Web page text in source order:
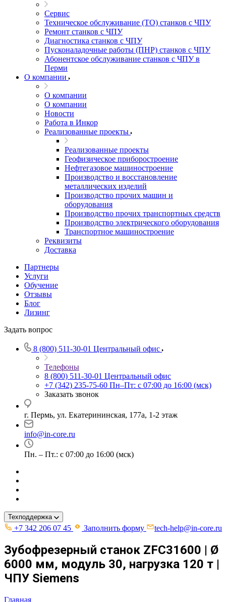
Сервис
Техническое обслуживание (ТО) станков с ЧПУ
Ремонт станков с ЧПУ
Диагностика станков с ЧПУ
Пусконаладочные работы (ПНР) станков с ЧПУ
Абонентское обслуживание станков с ЧПУ в
Перми
О компании
О компании
О компании
Новости
Работа в Инкор
Реализованные проекты
Реализованные проекты
Геофизическое приборостроение
Нефтегазовое машиностроение
Производство и восстановление
металлических изделий
Производство прочих машин и
оборудования
Производство прочих транспортных средств
Производство электрического оборудования
Транспортное машиностроение
Реквизиты
Доставка
Партнеры
Услуги
Обучение
Отзывы
Блог
Лизинг
Задать вопрос
8 (800) 511-30-01 Центральный офис
Телефоны
8 (800) 511-30-01 Центральный офис
+7 (342) 235-75-60 Пн–Пт: с 07:00 до 16:00 (мск)
Заказать звонок
г. Пермь, ул. ​Екатерининская, 177а, ​1-2 этаж
info@in-core.ru
Пн. – Пт.: с 07:00 до 16:00 (мск)
Техподдержка
+7 342 206 07 45 Заполнить форму tech-help@in-core.ru
Зубофрезерный станок ZFC31600 | Ø
6000 мм, модуль 30, нагрузка 120 т |
ЧПУ Siemens
Главная